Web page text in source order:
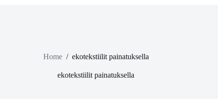
Home / ekotekstiilit painatuksella
ekotekstiilit painatuksella